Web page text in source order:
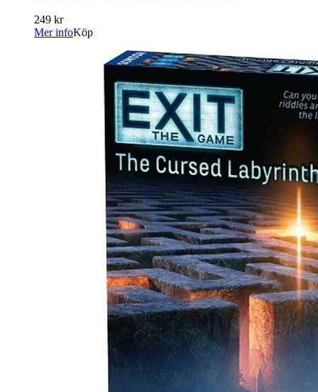
249 kr
Mer infoKöp